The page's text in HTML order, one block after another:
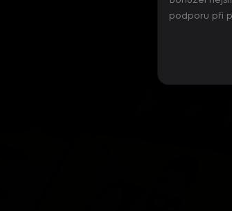
podporu při